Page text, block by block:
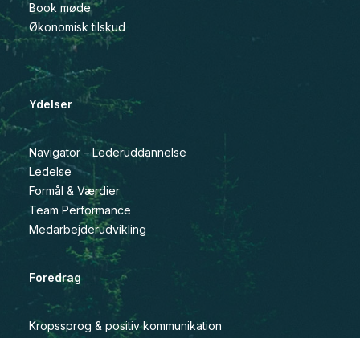
Book møde
Økonomisk tilskud
Ydelser
Navigator – Lederuddannelse
Ledelse
Formål & Værdier
Team Performance
Medarbejderudvikling
Foredrag
Kropssprog & positiv kommunikation